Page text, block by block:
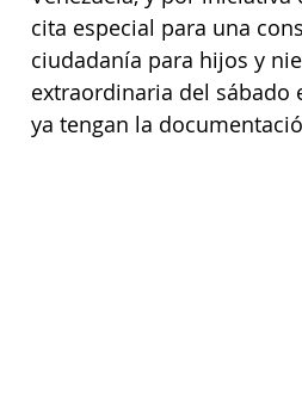
URUGUAY VENEZUELA
cita especial para una
ciudadanía para hijos y
extraordinaria del sábado
ya tengan la